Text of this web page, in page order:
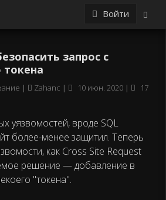
Войти
запрос с
Zahanc 10 июн. 2020
17
уязвомостей, вроде SQL
более-менее защитил. Теперь
как Сross Site Request
решение — добавление в
"токена".